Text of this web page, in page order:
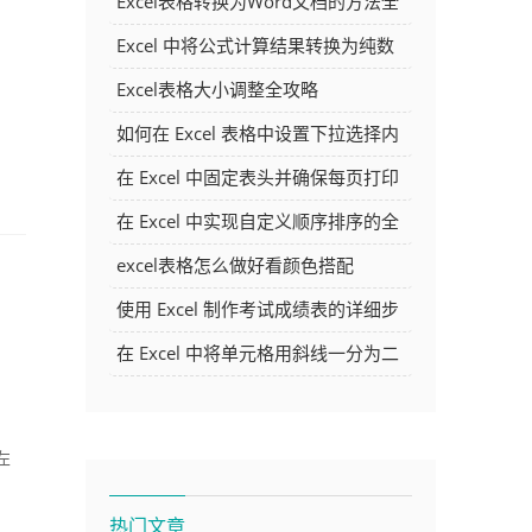
解析
Excel 中将公式计算结果转换为纯数
字的多种方法
Excel表格大小调整全攻略
如何在 Excel 表格中设置下拉选择内
容
在 Excel 中固定表头并确保每页打印
时都显示表头的方法详解
在 Excel 中实现自定义顺序排序的全
面指南
excel表格怎么做好看颜色搭配
使用 Excel 制作考试成绩表的详细步
骤及技巧
在 Excel 中将单元格用斜线一分为二
热门文章